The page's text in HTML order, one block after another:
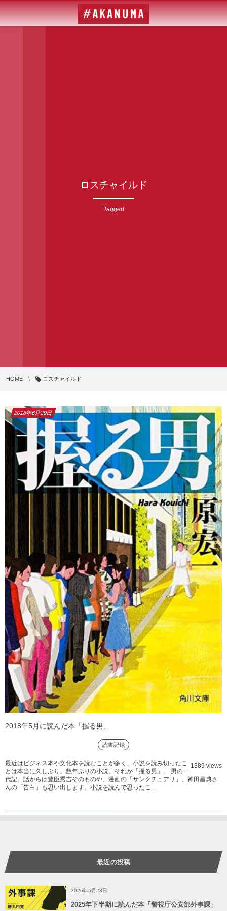
ロスチャイルド
Tagged
HOME ロスチャイルド
2018年6月29日
2018年5月に読んだ本「握る男」
読書記録
1389 views
最近はビジネス本や文化本を読むことが多く、小説を読み切ったこ
とは本当に久しぶり。数年ぶりの小説。それが「握る男」。 男の一
代記。話からは豊臣秀吉そのものや、漫画の「サンクチュアリ」、神田昌典さ
んの「告白」も思い出します。小説を読んで思ったこ...
最近の投稿
2026年5月23日
2025年下半期に読んだ本「警視庁公安部外事課」